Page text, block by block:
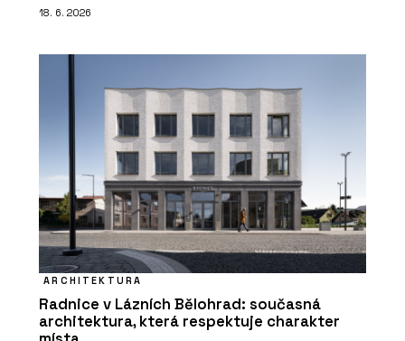
18. 6. 2026
ARCHITEKTURA
Radnice v Lázních Bělohrad: současná
architektura, která respektuje charakter